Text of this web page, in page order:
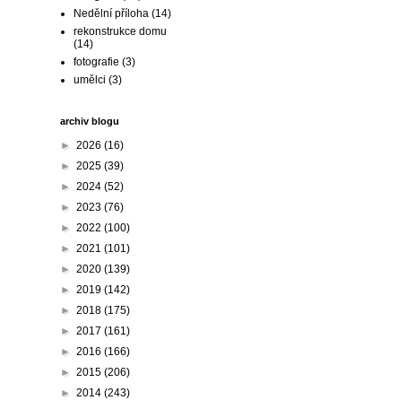
Nedělní příloha (14)
rekonstrukce domu
(14)
fotografie (3)
umělci (3)
archiv blogu
► 2026 (16)
► 2025 (39)
► 2024 (52)
► 2023 (76)
► 2022 (100)
► 2021 (101)
► 2020 (139)
► 2019 (142)
► 2018 (175)
► 2017 (161)
► 2016 (166)
► 2015 (206)
► 2014 (243)